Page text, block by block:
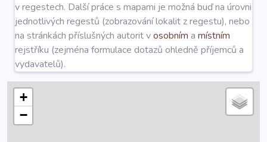
Edice
Regesty
Hledat
v regestech. Další práce s mapami je možná buď na úrovni
jednotlivých regestů (zobrazování lokalit z regestu), nebo
na stránkách příslušných autorit vosobním a místním
rejstříku (zejména formulace dotazů ohledně příjemců a
vydavatelů).
+
−